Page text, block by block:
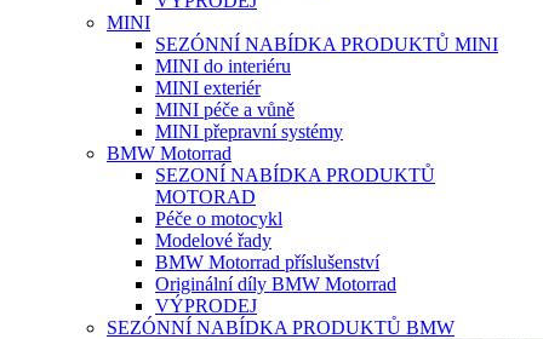
MINI
SEZÓNNÍ NABÍDKA PRODUKTŮ MINI
MINI do interiéru
MINI exteriér
MINI péče a vůně
MINI přepravní systémy
BMW Motorrad
SEZONÍ NABÍDKA PRODUKTŮ
MOTORAD
Péče o motocykl
Modelové řady
BMW Motorrad příslušenství
Originální díly BMW Motorrad
VÝPRODEJ
SEZÓNNÍ NABÍDKA PRODUKTŮ BMW